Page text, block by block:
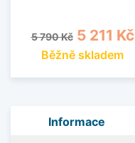
Běžná cena
5 790 Kč Cena
5 211 Kč
Běžně skladem
Informace